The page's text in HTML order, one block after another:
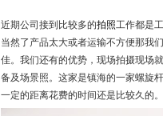
近期公司接到比较多的拍照工作都是
当然了产品太大或者运输不方便那我
佳。我们还有的优势，现场拍摄现场
备及场景照。这家是镇海的一家螺旋
一定的距离花费的时间还是比较久的